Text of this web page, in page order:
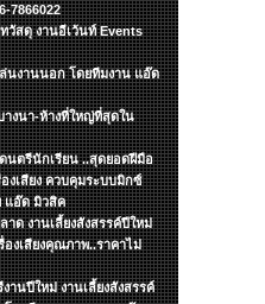
7866022
ทวัสดุ งานอีเว้นท์ Events
นงานนอก โดยทีมงาน แอ๊ด
างนา-ห้างที่ใหญ่ที่สุดใน
นตรีนักเรียน ..สุดยอดฝีมือ
งเสียง ควบคุมระบบมิกซ์
แอ๊ด มิวสิค
าด งานเลี้ยงสังสรรค์ปีใหม่
องเสียงคุณภาพ..ราคาไม่
านปีใหม่ งานเลี้ยงสังสรรค์